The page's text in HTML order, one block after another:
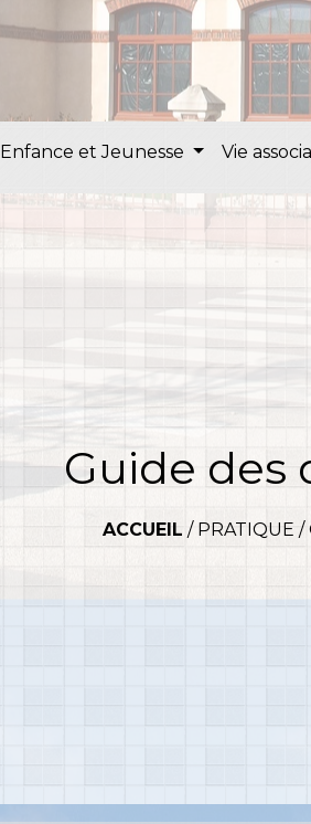
Enfance et Jeunesse Vie
Guide des
ACCUEIL / PRATIQUE /